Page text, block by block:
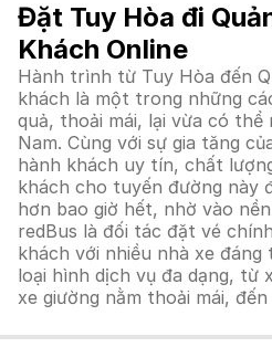
Đặt Tuy Hòa đi
Khách Online
Hành trình từ Tuy Hòa đến
khách là một trong những
quả, thoải mái, lại vừa có thể
Nam. Cùng với sự gia tăng
hành khách uy tín, chất
khách cho tuyến đường này
hơn bao giờ hết, nhờ vào
redBus là đối tác đặt vé
khách với nhiều nhà xe đáng
loại hình dịch vụ đa dạng, từ
xe giường nằm thoải mái,